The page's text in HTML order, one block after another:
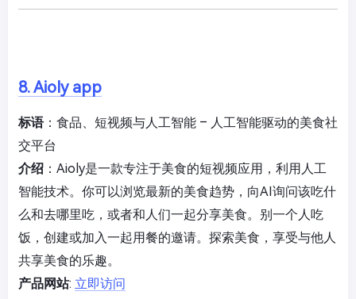
8. Aioly app
标语：食品、短视频与人工智能 – 人工智能驱动的美食社
交平台
介绍 ：Aioly是一款专注于美食的短视频应用，利用人工
智能技术。你可以浏览最新的美食趋势，向AI询问该吃什
么和去哪里吃，或者和人们一起分享美食。别一个人吃
饭，创建或加入一起用餐的邀请。探索美食，享受与他人
共享美食的乐趣。
产品网站: 立即访问